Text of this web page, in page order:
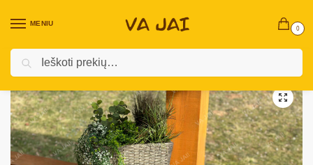
MENIU
0
Pradžia / Sodo - Lauko prekės